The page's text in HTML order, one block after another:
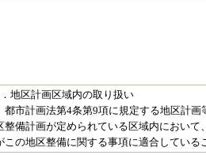
地区計画区域内の取り扱い
都市計画法第4条第9項に規定する地区計画
整備計画が定められている区域内において
この地区整備に関する事項に適合している